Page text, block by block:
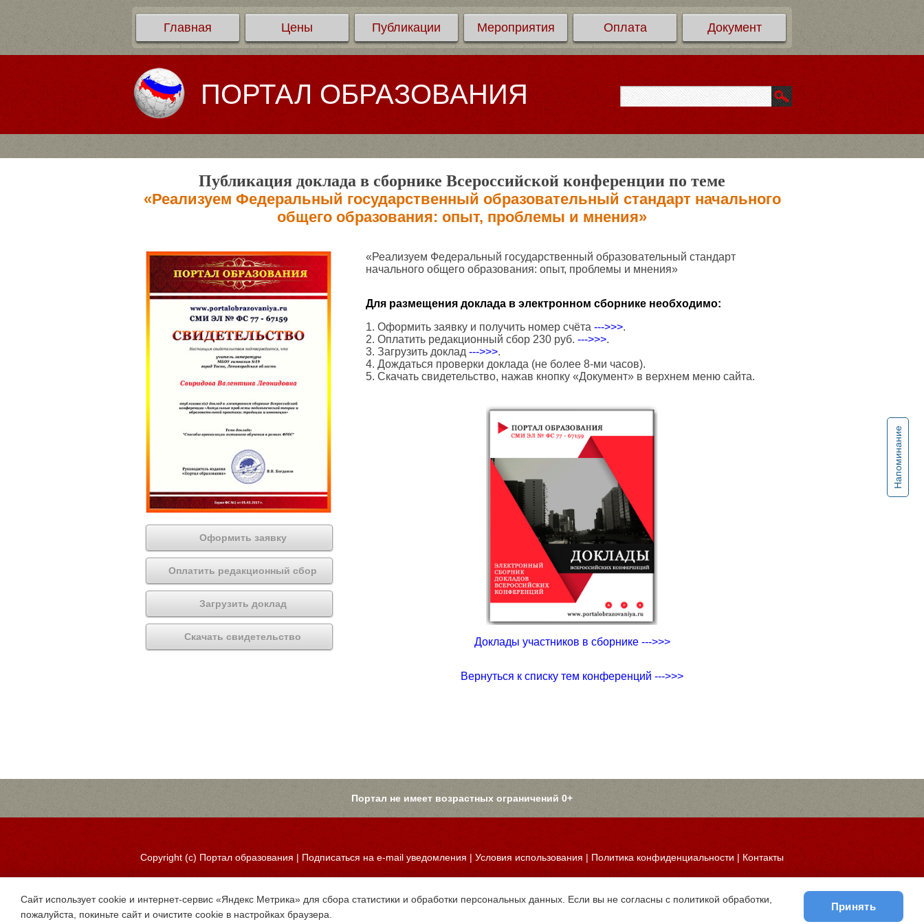
Главная Цены Публикации Мероприятия Оплата Документ
ПОРТАЛ ОБРАЗОВАНИЯ
Напоминание
Публикация доклада в сборнике Всероссийской конференции по теме
«Реализуем Федеральный государственный образовательный стандарт начального
общего образования: опыт, проблемы и мнения»
Оформить заявку
Оплатить редакционный сбор
Загрузить доклад
Скачать свидетельство
«Реализуем Федеральный государственный образовательный стандарт
начального общего образования: опыт, проблемы и мнения»
Для размещения доклада в электронном сборнике необходимо:
1. Оформить заявку и получить номер счёта --->>>.
2. Оплатить редакционный сбор 230 руб. --->>>.
3. Загрузить доклад --->>>.
4. Дождаться проверки доклада (не более 8-ми часов).
5. Скачать свидетельство, нажав кнопку «Документ» в верхнем меню сайта.
Доклады участников в сборнике --->>>
Вернуться к списку тем конференций --->>>
Портал не имеет возрастных ограничений 0+
Copyright (c) Портал образования | Подписаться на e-mail уведомления |Условия использования | Политика конфиденциальности| Контакты
Сайт использует cookie и интернет-сервис «Яндекс Метрика» для сбора статистики и обработки персональных данных. Если вы не согласны с политикой обработки,
пожалуйста, покиньте сайт и очистите cookie в настройках браузера.
Принять